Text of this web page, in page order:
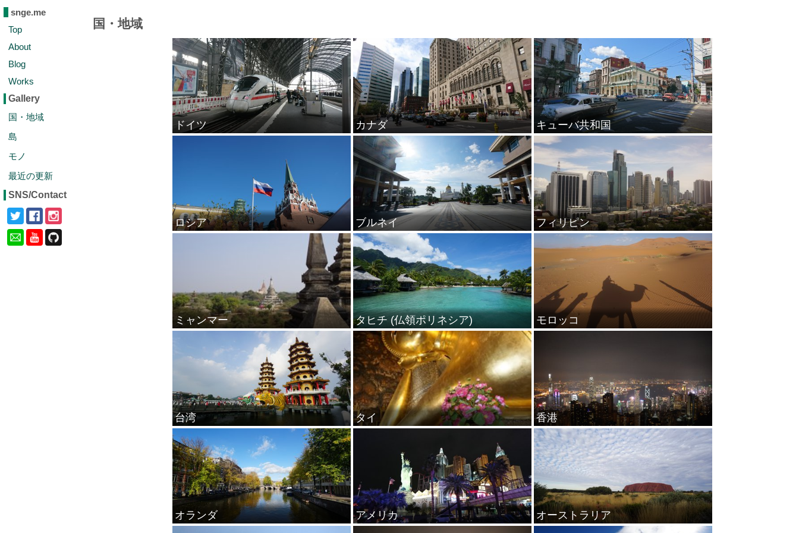
snge.me
Top
About
Blog
Works
Gallery
国・地域
島
モノ
最近の更新
SNS/Contact
国・地域
ドイツ カナダ キューバ共和国
ロシア ブルネイ フィリピン
ミャンマー タヒチ (仏領ポリネシア) モロッコ
台湾 タイ 香港
オランダ アメリカ オーストラリア